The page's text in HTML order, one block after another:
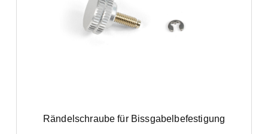
Rändelschraube für Bissgabelbefestigung